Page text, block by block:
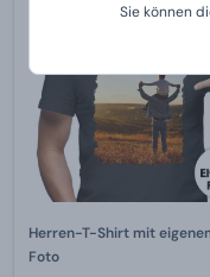
Sie können
Herren-T-Shirt mit
Foto